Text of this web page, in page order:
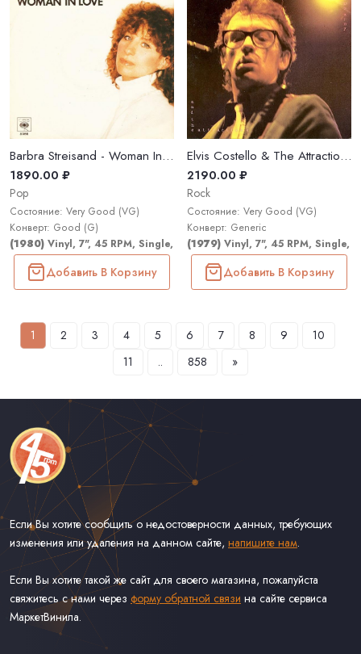
Barbra Streisand - Woman In Love
1890.00 ₽
Pop
Состояние: Very Good (VG)
Конверт: Good (G)
(1980) Vinyl, 7", 45 RPM, Single, Stereo
Добавить В Корзину
Elvis Costello & The Attractions - Oliver's Army
2190.00 ₽
Rock
Состояние: Very Good (VG)
Конверт: Generic
(1979) Vinyl, 7", 45 RPM, Single,
Добавить В Корзину
1 2 3 4 5 6 7 8 9
10
11
.. 858 »
Если Вы хотите сообщить о недостоверности данных, требующих
изменения или удаления на данном сайте, напишите нам.
Если Вы хотите такой же сайт для своего магазина, пожалуйста
свяжитесь с нами через форму обратной связи на сайте сервиса
МаркетВинила.
Каталог Винила на Сорокопятках